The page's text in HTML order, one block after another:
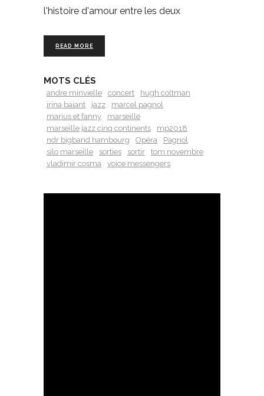
l'histoire d'amour entre les deux
READ MORE
MOTS CLÉS
andre minvielle concert
hugh coltman
irina baiant
jazz
marcel pagnol
marius et fanny
marseille
marseille jazz cinq continents
mp2018
ndr bigband hambourg
Opéra
Pagnol
silo marseille
sorties sortir
tom novembre
vladimir cosma
voice messengers